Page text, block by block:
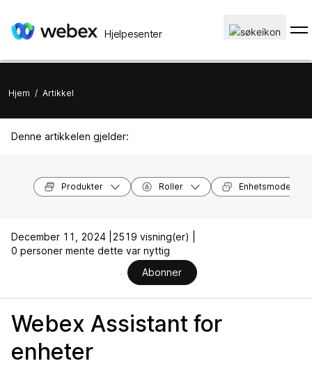
Hjelpesenter
Hjem / Artikkel
Denne artikkelen gjelder:
Produkter Roller Enhetsmodeller
December 11, 2024 |
2519 visning(er) |
0 personer mente dette var nyttig
Abonner
Webex Assistant for
enheter